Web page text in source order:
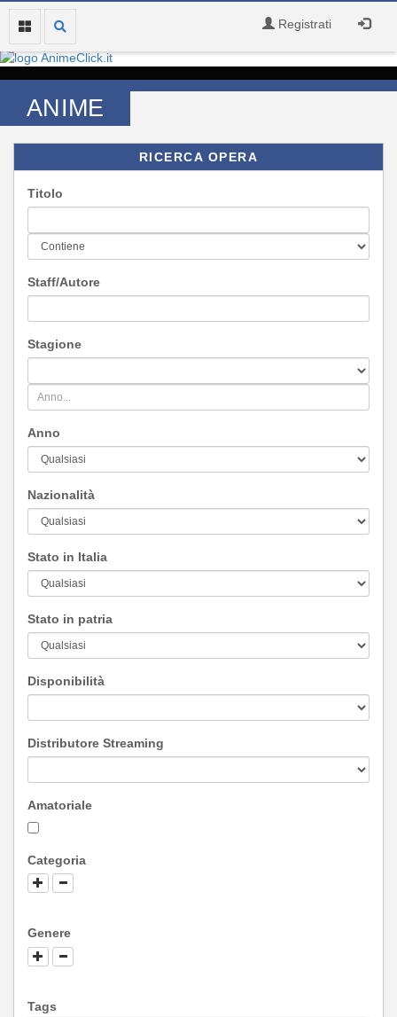
Registrati
ANIME
RICERCA OPERA
Titolo
Staff/Autore
Stagione
Anno
Nazionalità
Stato in Italia
Stato in patria
Disponibilità
Distributore Streaming
Amatoriale
Categoria
Genere
Tags